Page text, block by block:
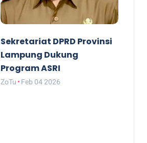
Sekretariat DPRD Provinsi
Lampung Dukung
Program ASRI
ZoTu Feb 04 2026